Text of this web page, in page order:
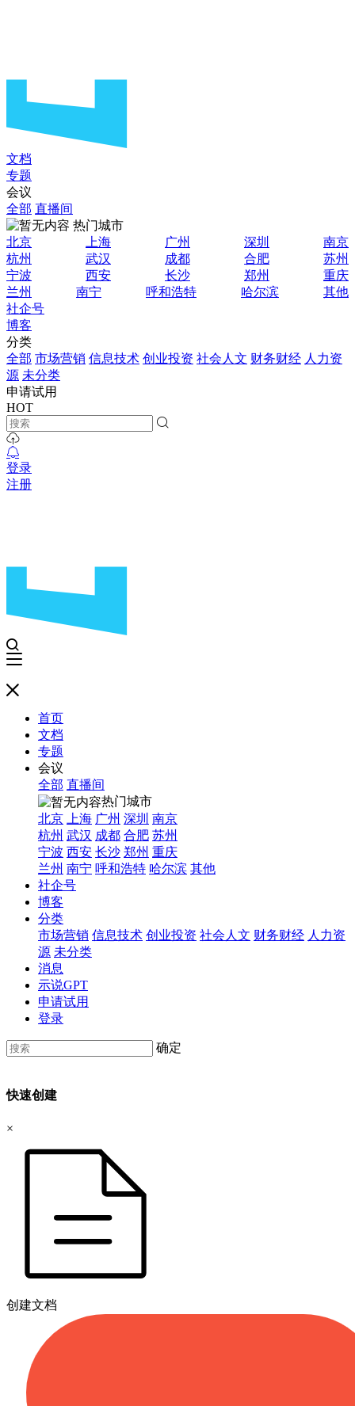
文档
专题
会议
全部 直播间
热门城市
北京
上海 广州 深圳
南京
杭州
武汉 成都 合肥
苏州
宁波
西安 长沙 郑州
重庆
兰州
南宁 呼和浩特 哈尔滨
其他
社企号
博客
分类
全部 市场营销 信息技术 创业投资 社会人文 财务财经 人力资
源 未分类
申请试用
HOT
登录
注册
首页
文档
专题
会议
全部 直播间
热门城市
北京
上海 广州 深圳 南京
杭州 武汉 成都 合肥 苏州
宁波 西安 长沙 郑州 重庆
兰州 南宁 呼和浩特 哈尔滨 其他
社企号
博客
分类
市场营销 信息技术 创业投资 社会人文 财务财经 人力资
源 未分类
消息
示说GPT
申请试用
登录
确定
快速创建
×
创建文档